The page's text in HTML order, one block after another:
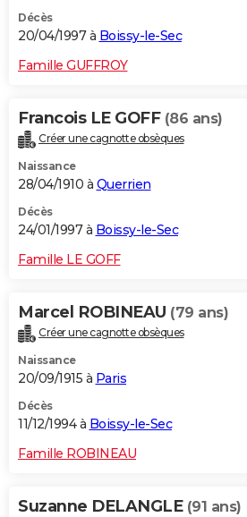
Décès
20/04/1997 à Boissy-le-Sec
Famille GUFFROY
Francois LE GOFF (86 ans)
Créer une cagnotte obsèques
Naissance
28/04/1910 à Querrien
Décès
24/01/1997 à Boissy-le-Sec
Famille LE GOFF
Marcel ROBINEAU (79 ans)
Créer une cagnotte obsèques
Naissance
20/09/1915 à Paris
Décès
11/12/1994 à Boissy-le-Sec
Famille ROBINEAU
Suzanne DELANGLE (91 ans)